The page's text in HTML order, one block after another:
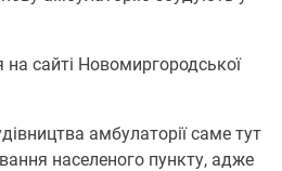
сайті Новомиргородської
амбулаторії саме тут
населеного пункту, адже